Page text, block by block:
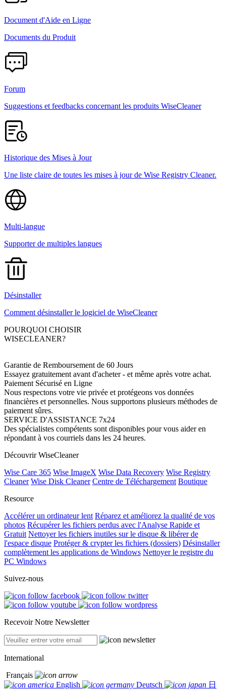
Document d'Aide en Ligne
Documents du Produit
Forum
Suggestions et feedbacks concernant les produits WiseCleaner
Historique des Mises à Jour
Une liste claire de toutes les mises à jour de Wise Registry Cleaner.
Multi-langue
Supporter de multiples langues
Désinstaller
Comment désinstaller le logiciel de WiseCleaner
POURQUOI CHOISIR
WISECLEANER?
Garantie de Remboursement de 60 Jours
Essayez gratuitement avant d'acheter - et même après votre achat.
Paiement Sécurisé en Ligne
Nous respectons votre vie privée et protégeons vos données
financières et personnelles. Nous supportons plusieurs méthodes de
paiement sûres.
SERVICE D'ASSISTANCE 7x24
Des spécialistes compétents sont disponibles pour vous aider en
répondant à vos courriels dans les 24 heures.
Découvrir WiseCleaner
Wise Care 365 Wise ImageX Wise Data Recovery Wise Registry
Cleaner Wise Disk Cleaner Centre de Téléchargement Boutique
Resource
Accélérer un ordinateur lent Réparez et améliorez la qualité de vos
photos Récupérer les fichiers perdus avec l'Analyse Rapide et
Gratuit Nettoyer les fichiers inutiles sur le disque & libérer de
l'espace disque Protéger & crypter les fichiers (dossiers) Désinstaller
complètement les applications de Windows Nettoyer le registre du
PC Windows
Suivez-nous
Recevoir Notre Newsletter
International
Français
English
Deutsch
日